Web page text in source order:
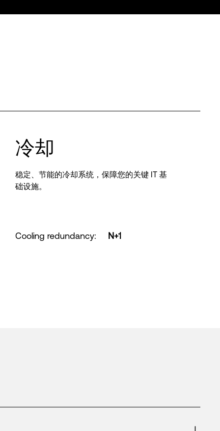
冷却
稳定、节能的冷却系统，保障您的关键 IT 基
础设施。
Cooling redundancy: N+1